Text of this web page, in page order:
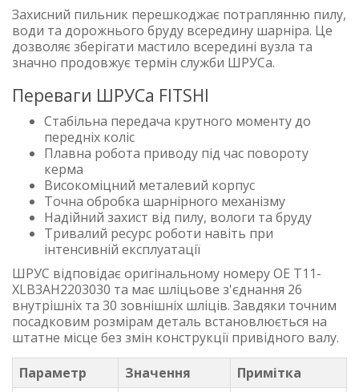
Захисний пильник перешкоджає потраплянню пилу,
води та дорожнього бруду всередину шарніра. Це
дозволяє зберігати мастило всередині вузла та
значно продовжує термін служби ШРУСа.
Переваги ШРУСа FITSHI
Стабільна передача крутного моменту до
передніх коліс
Плавна робота приводу під час повороту
керма
Високоміцний металевий корпус
Точна обробка шарнірного механізму
Надійний захист від пилу, вологи та бруду
Тривалий ресурс роботи навіть при
інтенсивній експлуатації
ШРУС відповідає оригінальному номеру OE T11-
XLB3AH2203030 та має шліцьове з'єднання 26
внутрішніх та 30 зовнішніх шліців. Завдяки точним
посадковим розмірам деталь встановлюється на
штатне місце без змін конструкції привідного валу.
Параметр
Значення Примітка